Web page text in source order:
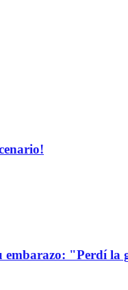
embarazo: "Perdí la